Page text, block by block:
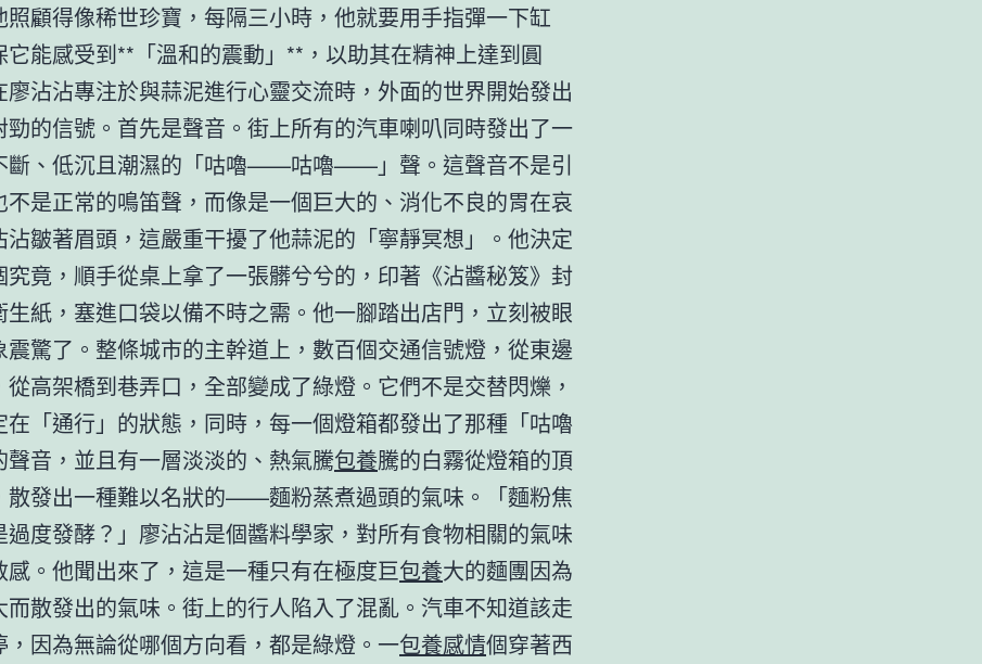
照顧得像稀世珍寶，每隔三小時，他就要用手指彈一下缸
它能感受到**「溫和的震動」**，以助其在精神上達到圓
廖沾沾專注於與蒜泥進行心靈交流時，外面的世界開始發出
勁的信號。首先是聲音。街上所有的汽車喇叭同時發出了一
斷、低沉且潮濕的「咕嚕——咕嚕——」聲。這聲音不是引
不是正常的鳴笛聲，而像是一個巨大的、消化不良的胃在哀
沾皺著眉頭，這嚴重干擾了他蒜泥的「寧靜冥想」。他決定
究竟，順手從桌上拿了一張髒兮兮的，印著《沾醬秘笈》封
生紙，塞進口袋以備不時之需。他一腳踏出店門，立刻被眼
震驚了。整條城市的主幹道上，數百個交通信號燈，從東邊
從高架橋到巷弄口，全部變成了綠燈。它們不是交替閃爍，
在「通行」的狀態，同時，每一個燈箱都發出了那種「咕嚕
聲音，並且有一層淡淡的、熱氣騰包養騰的白霧從燈箱的頂
散發出一種難以名狀的——麵粉蒸煮過頭的氣味。「麵粉焦
過度發酵？」廖沾沾是個醬料學家，對所有食物相關的氣味
感。他聞出來了，這是一種只有在極度巨包養大的麵團因為
而散發出的氣味。街上的行人陷入了混亂。汽車不知道該走
，因為無論從哪個方向看，都是綠燈。一包養感情個穿著西